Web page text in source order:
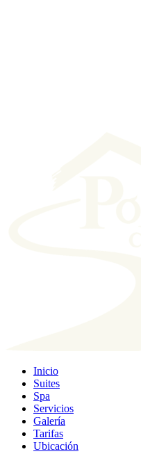
Inicio
Suites
Spa
Servicios
Galería
Tarifas
Ubicación